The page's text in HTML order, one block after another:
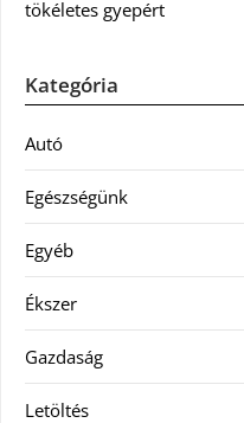
tökéletes gyepért
Kategória
Autó
Egészségünk
Egyéb
Ékszer
Gazdaság
Letöltés